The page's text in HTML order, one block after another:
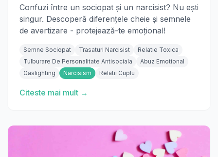
Confuzi între un sociopat și un narcisist? Nu ești
singur. Descoperă diferențele cheie și semnele
de avertizare - protejează-te emoțional!
Semne Sociopat Trasaturi Narcisist
Relatie Toxica
Tulburare De Personalitate Antisociala
Abuz Emotional
Gaslighting
Narcisism Relatii Cuplu
Citeste mai mult →